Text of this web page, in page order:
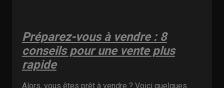
Préparez-vous à vendre : 8
conseils pour une vente plus
rapide
Alors, vous êtes prêt à vendre ? Voici quelques